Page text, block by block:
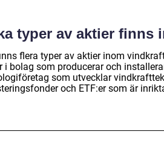
typer av aktier finns
flera typer av aktier inom
i bolag som producerar och
som utvecklar
och ETF:er som är